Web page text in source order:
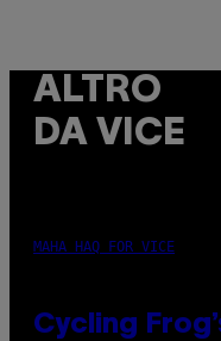
ALTRO
DA VICE
MAHA HAQ FOR VICE
Cycling